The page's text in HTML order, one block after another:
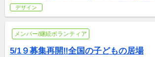
デザイン
メンバー/継続ボランティア
5/1９募集再開‼全国の子どもの居場